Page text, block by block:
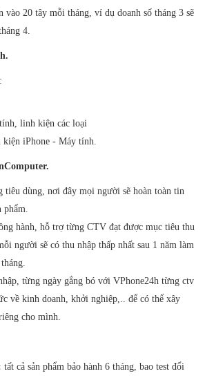
vào 20 tây mỗi tháng, ví dụ doanh số tháng 3 sẽ
4.
linh kiện các loại
kiện iPhone - Máy tính.
tiêu dùng, nơi đây mọi người sẽ hoàn toàn tin
phẩm.
hành, hỗ trợ từng CTV đạt được mục tiêu thu
người sẽ có thu nhập thấp nhất sau 1 năm làm
từng ngày gắng bó với VPhone24h từng ctv
về kinh doanh, khởi nghiệp,.. để có thể xây
cho mình.
tất cả sản phẩm bảo hành 6 tháng, bao test đổi